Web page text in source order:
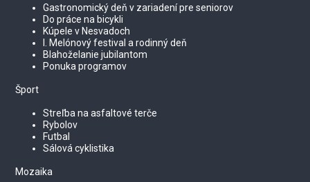
Gastronomický deň v zariadení pre seniorov
Do práce na bicykli
Kúpele v Nesvadoch
I. Melónový festival a rodinný deň
Blahoželanie jubilantom
Ponuka programov
Šport
Streľba na asfaltové terče
Rybolov
Futbal
Sálová cyklistika
Mozaika